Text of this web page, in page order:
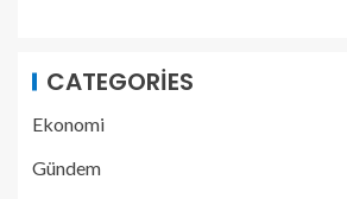
CATEGORIES
Ekonomi
Gündem